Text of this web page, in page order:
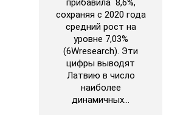
прибавила 8,6%,
сохраняя с 2020 года
средний рост на
уровне 7,03%
(6Wresearch). Эти
цифры выводят
Латвию в число
наиболее
динамичных…